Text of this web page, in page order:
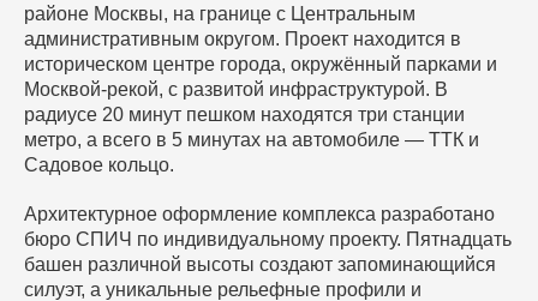
районе Москвы, на границе с Центральным
административным округом. Проект находится в
историческом центре города, окружённый парками и
Москвой-рекой, с развитой инфраструктурой. В
радиусе 20 минут пешком находятся три станции
метро, а всего в 5 минутах на автомобиле — ТТК и
Садовое кольцо.
Архитектурное оформление комплекса разработано
бюро СПИЧ по индивидуальному проекту. Пятнадцать
башен различной высоты создают запоминающийся
силуэт, а уникальные рельефные профили и